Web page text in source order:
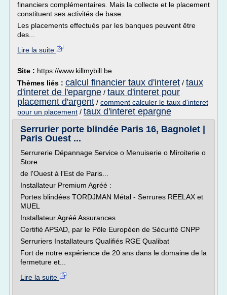
financiers complémentaires. Mais la collecte et le placement
constituent ses activités de base.
Les placements effectués par les banques peuvent être
des...
Lire la suite
Site : https://www.killmybill.be
Thèmes liés : calcul financier taux d'interet / taux
d'interet de l'epargne / taux d'interet pour
placement d'argent / comment calculer le taux d'interet
pour un placement / taux d'interet epargne
Serrurier porte blindée Paris 16, Bagnolet |
Paris Ouest ...
Serrurerie Dépannage Service o Menuiserie o Miroiterie o
Store
de l'Ouest à l'Est de Paris...
Installateur Premium Agréé :
Portes blindées TORDJMAN Métal - Serrures REELAX et
MUEL
Installateur Agréé Assurances
Certifié APSAD, par le Pôle Européen de Sécurité CNPP
Serruriers Installateurs Qualifiés RGE Qualibat
Fort de notre expérience de 20 ans dans le domaine de la
fermeture et...
Lire la suite